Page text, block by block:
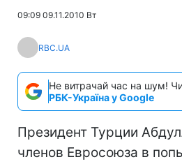
09:09 09.11.2010 Вт
RBC.UA
Не витрачай час на шум!
РБК-Україна у Google
Президент Турции
членов Евросоюза в